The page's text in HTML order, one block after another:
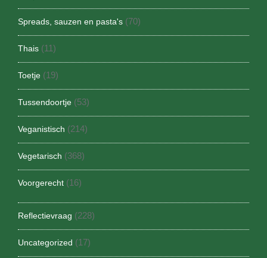
Spreads, sauzen en pasta's (70)
Thais (11)
Toetje (19)
Tussendoortje (53)
Veganistisch (214)
Vegetarisch (368)
Voorgerecht (16)
Reflectievraag (228)
Uncategorized (17)